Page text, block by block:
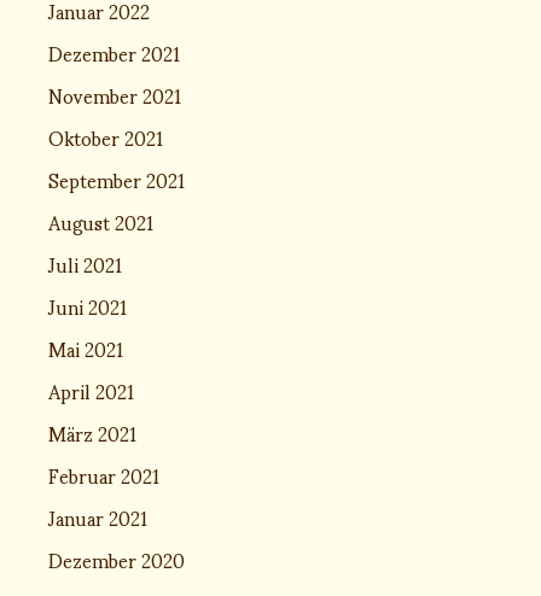
Dezember 2021
November 2021
Oktober 2021
September 2021
August 2021
Juli 2021
Juni 2021
Mai 2021
April 2021
März 2021
Februar 2021
Januar 2021
Dezember 2020